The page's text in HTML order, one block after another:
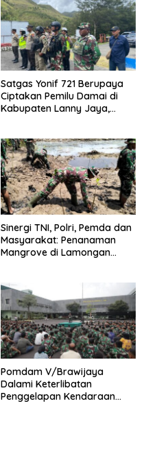
Satgas Yonif 721 Berupaya
Ciptakan Pemilu Damai di
Kabupaten Lanny Jaya,
Sinergi TNI, Polri, Pemda dan
Masyarakat: Penanaman
Mangrove di Lamongan
Pomdam V/Brawijaya
Dalami Keterlibatan
Penggelapan Kendaraan